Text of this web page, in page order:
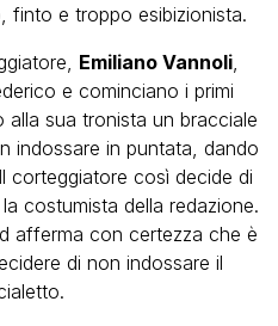
finto e troppo esibizionista.
Emiliano Vannoli,
e cominciano i primi
alla sua tronista un bracciale
indossare in puntata, dando
corteggiatore così decide di
costumista della redazione.
afferma con certezza che è
di non indossare il